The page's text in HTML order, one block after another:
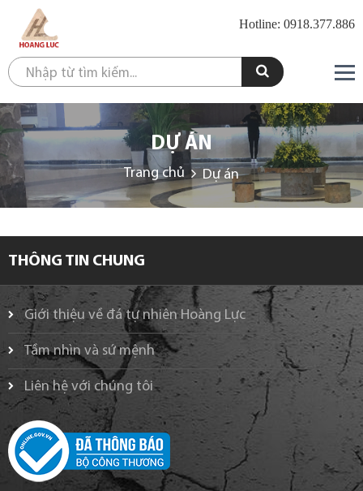
Hotline: 0918.377.886
DỰ ÁN
Trang chủ Dự án
THÔNG TIN CHUNG
Giới thiệu về đá tự nhiên Hoàng Lực
Tầm nhìn và sứ mệnh
Liên hệ với chúng tôi